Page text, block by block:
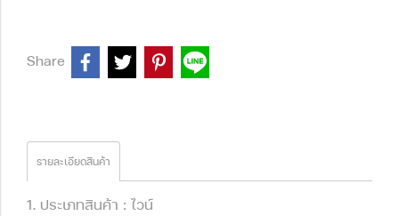
Share
รายละเอียดสินค้า
1. ประเภทสินค้า : ไวน์